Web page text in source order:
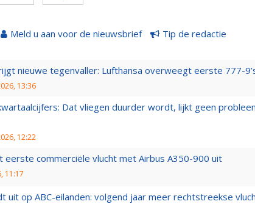
Meld u aan voor de nieuwsbrief Tip de redactie
nieuwe tegenvaller: Lufthansa overweegt eerste 777-
13:36
Dat vliegen duurder wordt, lijkt geen
12:22
eerste commerciële vlucht met Airbus A350-900 uit
11:17
uit op ABC-eilanden: volgend jaar meer rechtstreekse